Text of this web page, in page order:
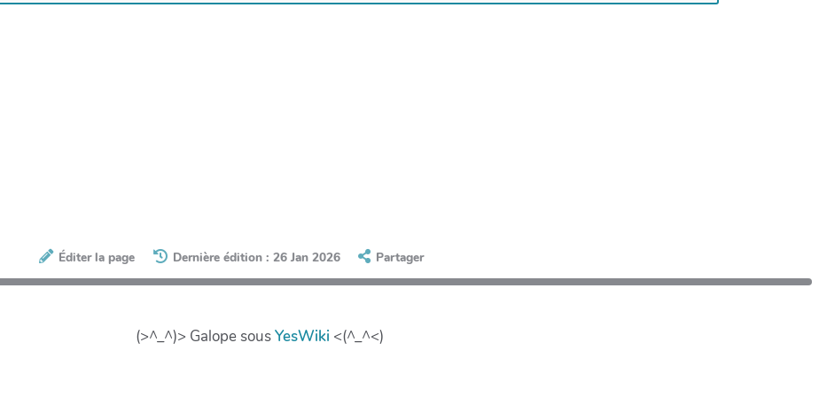
Éditer la page Dernière édition : 26 Jan 2026 Partager
(>^_^)> Galope sousYesWiki <(^_^<)